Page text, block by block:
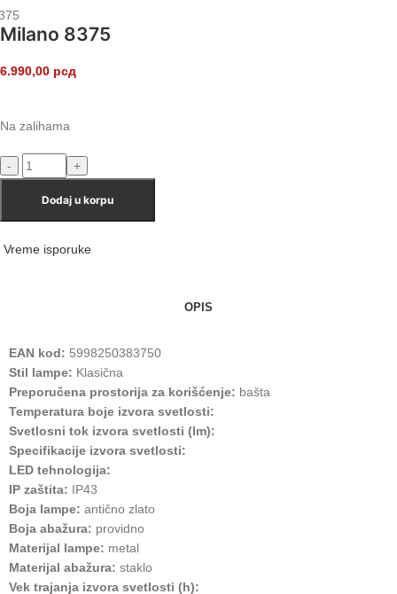
Milano 8375
6.990,00 рсд
Na zalihama
Dodaj u korpu
Vreme isporuke
OPIS
EAN kod: 5998250383750
Stil lampe: Klasična
Preporučena prostorija za korišćenje: bašta
Temperatura boje izvora svetlosti:
Svetlosni tok izvora svetlosti (lm):
Specifikacije izvora svetlosti:
LED tehnologija:
IP zaštita: IP43
Boja lampe: antično zlato
Boja abažura: providno
Materijal lampe: metal
Materijal abažura: staklo
Vek trajanja izvora svetlosti (h):